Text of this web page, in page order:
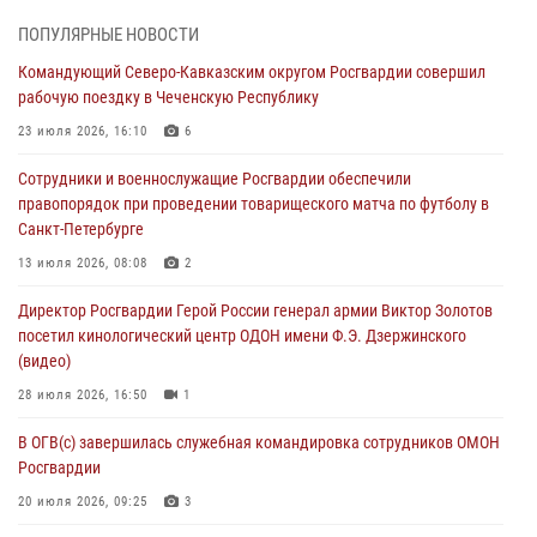
В Удмуртии при силовой поддержке спецназа Росгвардии
оздоровительных услуг (видео)
05 августа 2026, 13:20
посетили мастер-класс по художественной гимнастике
05 августа 2026, 13:00
Офицеры Росгвардии и ветераны войск правопорядка почтили
05 августа 2026, 12:40
Росгвардейцы приняли участие в акции «Волна памяти»,
посвящённой 83‑й годовщине освобождения Белгорода от
05 августа 2026, 12:13
ПОПУЛЯРНЫЕ НОВОСТИ
Командующий Северо-Кавказским округом Росгвардии совершил
рабочую поездку в Чеченскую Республику
23 июля 2026, 16:10 6
Сотрудники и военнослужащие Росгвардии обеспечили
правопорядок при проведении товарищеского матча по футболу в
Санкт-Петербурге
13 июля 2026, 08:08 2
Директор Росгвардии Герой России генерал армии Виктор Золотов
посетил кинологический центр ОДОН имени Ф.Э. Дзержинского
(видео)
28 июля 2026, 16:50 1
В ОГВ(с) завершилась служебная командировка сотрудников ОМОН
Росгвардии
20 июля 2026, 09:25 3